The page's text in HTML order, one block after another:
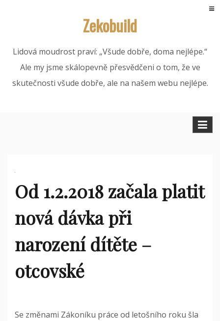
Zekobuild
Lidová moudrost praví: „Všude dobře, doma nejlépe.“
Ale my jsme skálopevně přesvědčeni o tom, že ve
skutečnosti všude dobře, ale na našem webu nejlépe.
Od 1.2.2018 začala platit
nová dávka při
narození dítěte –
otcovské
Se změnami Zákoníku práce od letošního roku šla